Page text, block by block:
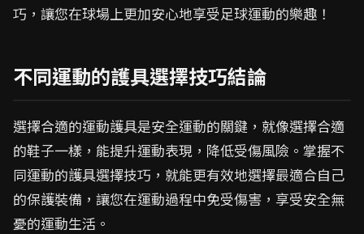
巧，讓您在球場上更加安心地享受足球運動的樂趣！
不同運動的護具選擇技巧結論
選擇合適的運動護具是安全運動的關鍵，就像選擇合適
的鞋子一樣，能提升運動表現，降低受傷風險。掌握不
同運動的護具選擇技巧，就能更有效地選擇最適合自己
的保護裝備，讓您在運動過程中免受傷害，享受安全無
憂的運動生活。